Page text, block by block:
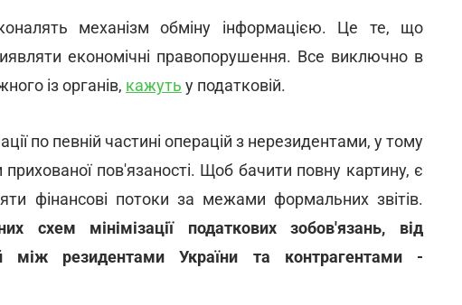
механізм обміну інформацією. Це те, що
економічні правопорушення. Все виключно в
із органів, кажуть у податковій.
по певній частині операцій з нерезидентами, у тому
пов'язаності. Щоб бачити повну картину, є
фінансові потоки за межами формальних звітів.
схем мінімізації податкових зобов'язань, від
між резидентами України та контрагентами -